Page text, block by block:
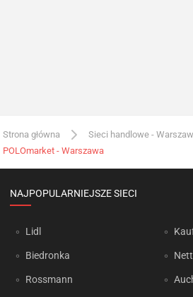
Strona główna Sieci handlowe -
POLOmarket - Warszawa
NAJPOPULARNIEJSZE SIECI
Lidl
Biedronka
Rossmann